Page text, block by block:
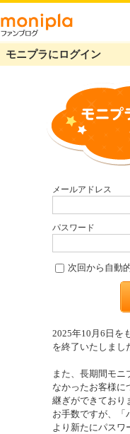
モニプラにログイン
メールアドレス
パスワード
次回から自動
2025年10月6日を
を終了いたしまし
また、長期間モ
なかったお客様に
継ぎができており
お手数ですが、「
より新たにパスワ